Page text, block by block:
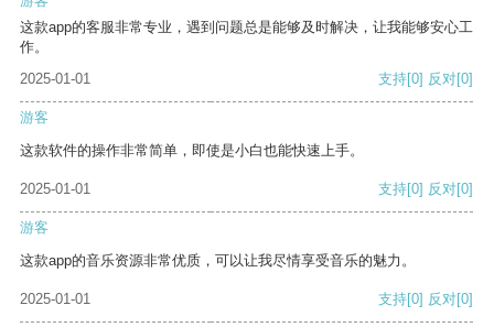
这款app的客服非常专业，遇到问题总是能够及时解决，让我能够安心工
作。
2025-01-01
支持[0] 反对[0]
游客
这款软件的操作非常简单，即使是小白也能快速上手。
2025-01-01 支持[0] 反对[0]
游客
这款app的音乐资源非常优质，可以让我尽情享受音乐的魅力。
2025-01-01 支持[0] 反对[0]